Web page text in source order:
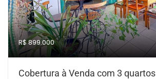
R$ 899.000
Cobertura à Venda com 3 quartos